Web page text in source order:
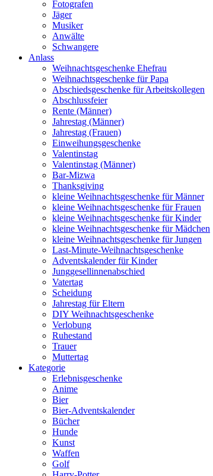
Fotografen
Jäger
Musiker
Anwälte
Schwangere
Anlass
Weihnachtsgeschenke Ehefrau
Weihnachtsgeschenke für Papa
Abschiedsgeschenke für Arbeitskollegen
Abschlussfeier
Rente (Männer)
Jahrestag (Männer)
Jahrestag (Frauen)
Einweihungsgeschenke
Valentinstag
Valentinstag (Männer)
Bar-Mizwa
Thanksgiving
kleine Weihnachtsgeschenke für Männer
kleine Weihnachtsgeschenke für Frauen
kleine Weihnachtsgeschenke für Kinder
kleine Weihnachtsgeschenke für Mädchen
kleine Weihnachtsgeschenke für Jungen
Last-Minute-Weihnachtsgeschenke
Adventskalender für Kinder
Junggesellinnenabschied
Vatertag
Scheidung
Jahrestag für Eltern
DIY Weihnachtsgeschenke
Verlobung
Ruhestand
Trauer
Muttertag
Kategorie
Erlebnisgeschenke
Anime
Bier
Bier-Adventskalender
Bücher
Hunde
Kunst
Waffen
Golf